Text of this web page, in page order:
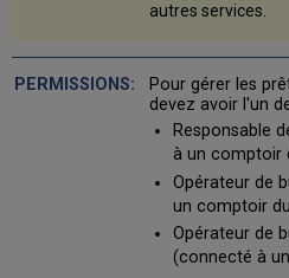
Prêt
et
autres
services
Disposition
autres services.
Pour gérer les
devez avoir l'un
Responsable
à un comptoir
Opérateur de
un comptoir
Opérateur de
(connecté à